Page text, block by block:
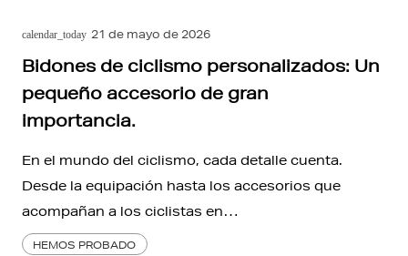
calendar_today 21 de mayo de 2026
Bidones de ciclismo personalizados: Un
pequeño accesorio de gran
importancia.
En el mundo del ciclismo, cada detalle cuenta.
Desde la equipación hasta los accesorios que
acompañan a los ciclistas en…
HEMOS PROBADO